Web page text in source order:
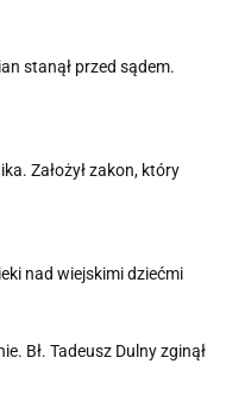
stanął przed sądem.
Założył zakon, który
nad wiejskimi dziećmi
Bł. Tadeusz Dulny zginął